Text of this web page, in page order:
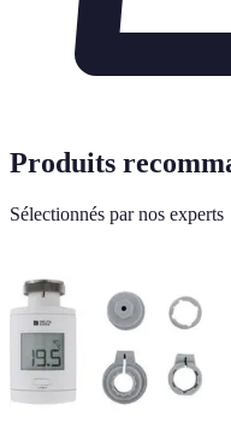
Produits
Sélectionnés par nos experts